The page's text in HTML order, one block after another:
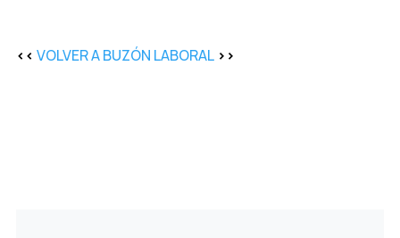
<< VOLVER A BUZÓN LABORAL>>